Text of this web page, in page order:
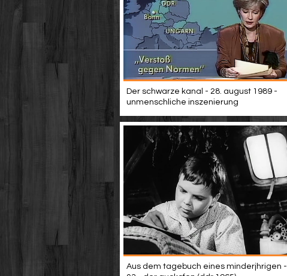
Der schwarze kanal - 28. august 1989 -
unmenschliche inszenierung
Aus dem tagebuch eines minderjhrigen -